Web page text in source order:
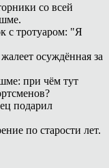
со всей
с тротуаром: "Я
осуждённая за
при чём тут
подарил
по старости лет.